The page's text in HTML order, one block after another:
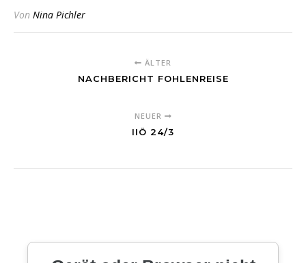
Von Nina Pichler
ÄLTER
NACHBERICHT FOHLENREISE
NEUER
IIÖ 24/3